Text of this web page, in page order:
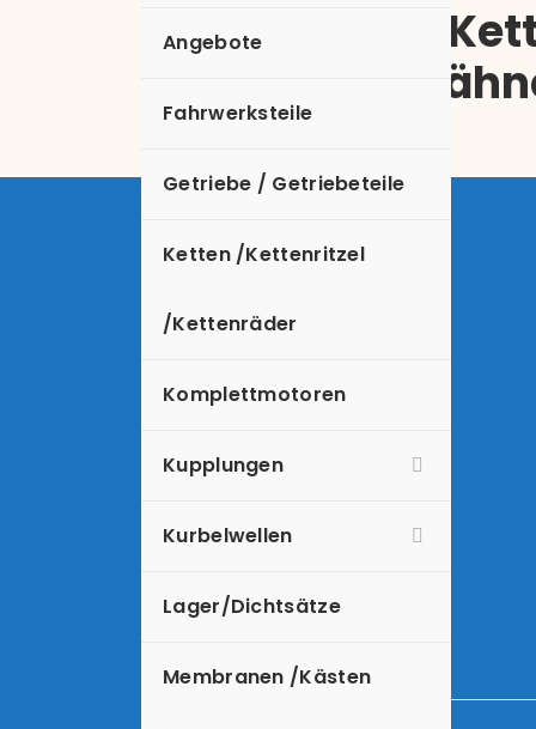
Angebote
Fahrwerksteile
Getriebe / Getriebeteile
Ketten /Kettenritzel
/Kettenräder
Komplettmotoren
Kupplungen
Kurbelwellen
Lager/Dichtsätze
Membranen /Kästen
Verstärktes
Simson 35